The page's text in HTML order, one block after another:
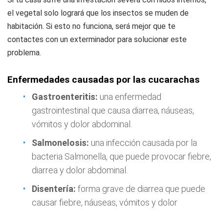
el vegetal solo logrará que los insectos se muden de
habitación. Si esto no funciona, será mejor que te
contactes con un exterminador para solucionar este
problema.
Enfermedades causadas por las cucarachas
Gastroenteritis: una enfermedad
gastrointestinal que causa diarrea, náuseas,
vómitos y dolor abdominal.
Salmonelosis: una infección causada por la
bacteria Salmonella, que puede provocar fiebre,
diarrea y dolor abdominal.
Disentería: forma grave de diarrea que puede
causar fiebre, náuseas, vómitos y dolor